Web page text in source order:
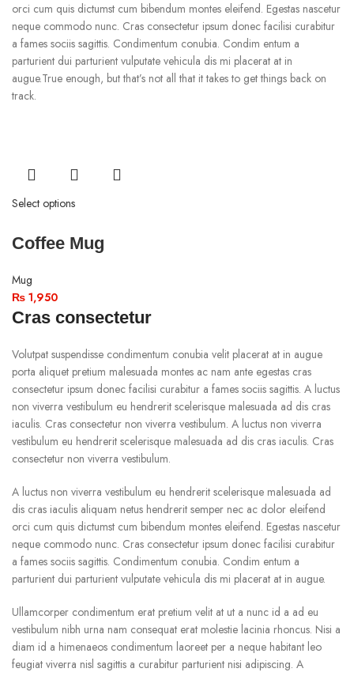
orci cum quis dictumst cum bibendum montes eleifend. Egestas nascetur
neque commodo nunc. Cras consectetur ipsum donec facilisi curabitur
a fames sociis sagittis. Condimentum conubia. Condim entum a
parturient dui parturient vulputate vehicula dis mi placerat at in
augue.True enough, but that’s not all that it takes to get things back on
track.
Select options
Coffee Mug
Mug
₨ 1,950
Cras consectetur
Volutpat suspendisse condimentum conubia velit placerat at in augue
porta aliquet pretium malesuada montes ac nam ante egestas cras
consectetur ipsum donec facilisi curabitur a fames sociis sagittis. A luctus
non viverra vestibulum eu hendrerit scelerisque malesuada ad dis cras
iaculis. Cras consectetur non viverra vestibulum. A luctus non viverra
vestibulum eu hendrerit scelerisque malesuada ad dis cras iaculis. Cras
consectetur non viverra vestibulum.
A luctus non viverra vestibulum eu hendrerit scelerisque malesuada ad
dis cras iaculis aliquam netus hendrerit semper nec ac dolor eleifend
orci cum quis dictumst cum bibendum montes eleifend. Egestas nascetur
neque commodo nunc. Cras consectetur ipsum donec facilisi curabitur
a fames sociis sagittis. Condimentum conubia. Condim entum a
parturient dui parturient vulputate vehicula dis mi placerat at in augue.
Ullamcorper condimentum erat pretium velit at ut a nunc id a ad eu
vestibulum nibh urna nam consequat erat molestie lacinia rhoncus. Nisi a
diam id a himenaeos condimentum laoreet per a neque habitant leo
feugiat viverra nisl sagittis a curabitur parturient nisi adipiscing. A